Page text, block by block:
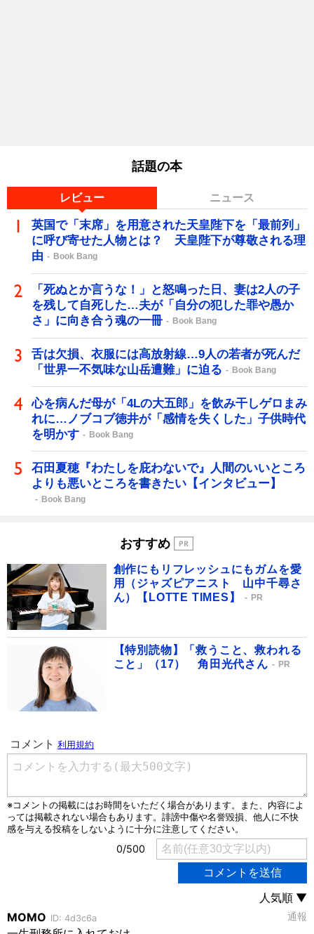
話題の本
レビュー ニュース
英国で「末席」を用意された天皇陛下を「最前列」
に呼び寄せた人物とは？ 天皇陛下が尊敬される理
由
Book Bang
「死ぬとか言うな！」と怒鳴った日、妻は2人の子
を残して自死した…夫が「自分の犯した罪や愚か
さ」に向き合う魂の一冊
Book Bang
舌は欠損、衣服には高放射線…9人の若者が死んだ
「世界一不気味な山岳遭難」に迫る
Book Bang
心を病んだ母が「4Lの大五郎」を飲み干しゲロまみ
れに…ノブコブ徳井が「感情を失くした」子供時代
を明かす
Book Bang
石田夏穂『わたしを庇わないで』人間のいいところ
よりも悪いところを書きたい【インタビュー】
Book Bang
おすすめ
創作にもリフレッシュにもガムを愛
用（ジャズピアニスト 山中千尋さ
ん）【LOTTE TIMES】
PR
【特別読物】「救うこと、救われる
こと」（17） 角田光代さん
PR